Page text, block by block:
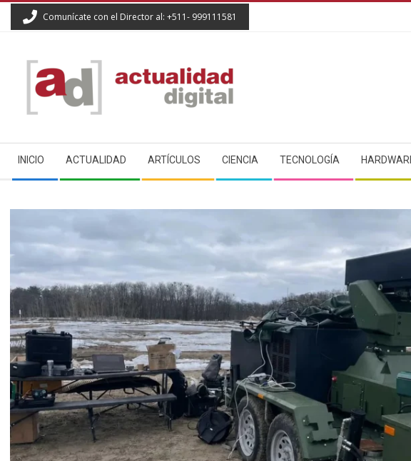
Comunícate con el Director al: +511- 999111581
ACTUALIDAD
DIGITAL
Navigation
Menu
INICIO ACTUALIDAD ARTÍCULOS CIENCIA TECNOLOGÍA